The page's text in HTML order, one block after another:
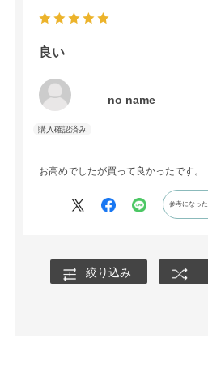
良い
no name
お高めでしたが買って良かったです。
参考になった
絞り込み